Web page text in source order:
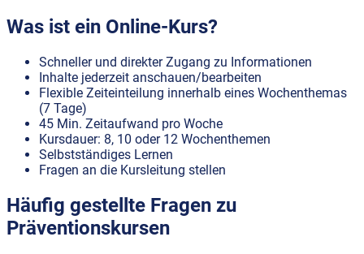
Was ist ein Online-Kurs?
Schneller und direkter Zugang zu Informationen
Inhalte jederzeit anschauen/bearbeiten
Flexible Zeiteinteilung innerhalb eines Wochenthemas
(7 Tage)
45 Min. Zeitaufwand pro Woche
Kursdauer: 8, 10 oder 12 Wochenthemen
Selbstständiges Lernen
Fragen an die Kursleitung stellen
Häufig gestellte Fragen zu
Präventionskursen